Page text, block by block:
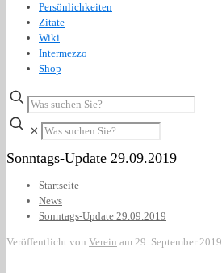
Persönlichkeiten
Zitate
Wiki
Intermezzo
Shop
✕
Sonntags-Update 29.09.2019
Startseite
News
Sonntags-Update 29.09.2019
Veröffentlicht von Verein am 29. September 2019